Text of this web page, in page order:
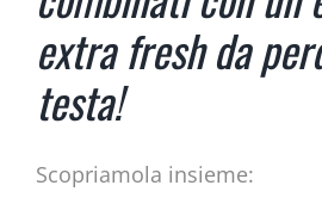
extra fresh da
testa!
Scopriamola insieme: